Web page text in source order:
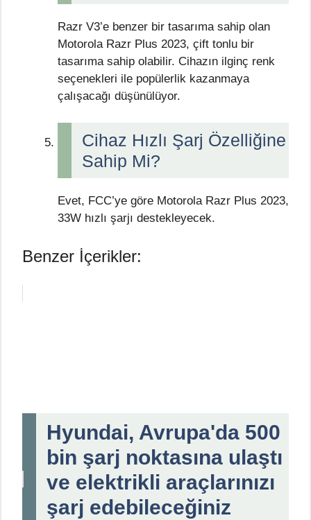
Razr V3’e benzer bir tasarıma sahip olan
Motorola Razr Plus 2023, çift tonlu bir
tasarıma sahip olabilir. Cihazın ilginç renk
seçenekleri ile popülerlik kazanmaya
çalışacağı düşünülüyor.
Cihaz Hızlı Şarj Özelliğine
Sahip Mi?
Evet, FCC’ye göre Motorola Razr Plus 2023,
33W hızlı şarjı destekleyecek.
Benzer İçerikler:
Hyundai, Avrupa'da 500
bin şarj noktasına ulaştı
ve elektrikli araçlarınızı
şarj edebileceğiniz